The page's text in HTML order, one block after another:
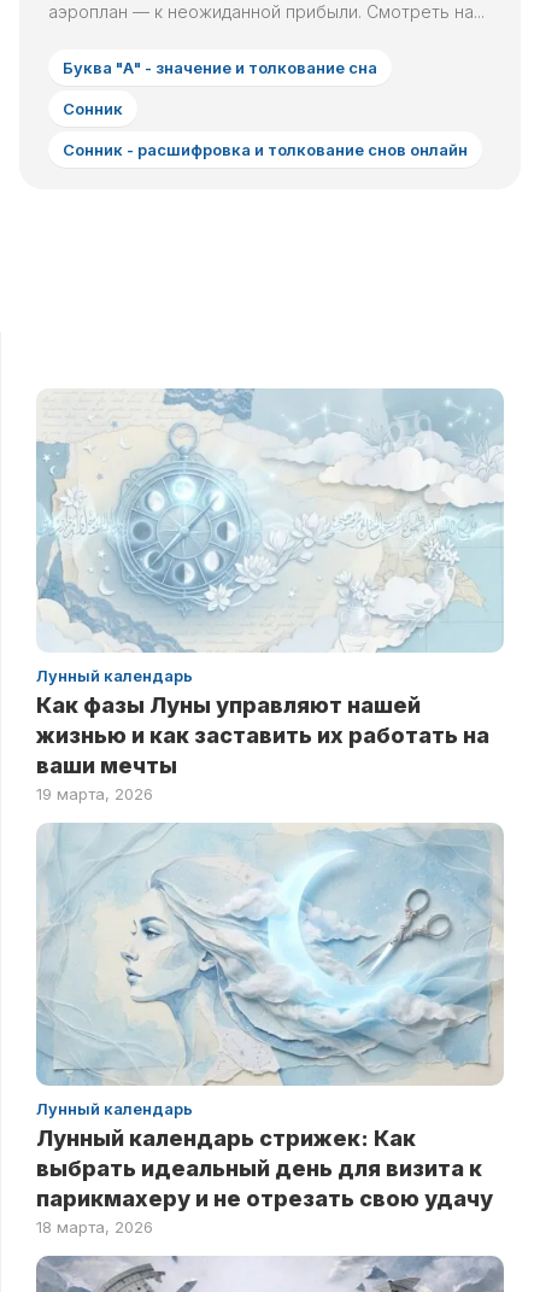
аэроплан — к неожиданной прибыли. Смотреть на...
Буква "А" - значение и толкование сна
Сонник
Сонник - расшифровка и толкование снов онлайн
Лунный календарь
Как фазы Луны управляют нашей
жизнью и как заставить их работать на
ваши мечты
19 марта, 2026
Лунный календарь
Лунный календарь стрижек: Как
выбрать идеальный день для визита к
парикмахеру и не отрезать свою удачу
18 марта, 2026